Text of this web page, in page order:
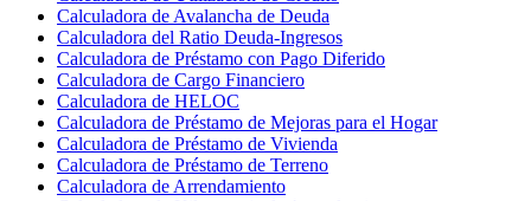
Calculadora de Avalancha de Deuda
Calculadora del Ratio Deuda-Ingresos
Calculadora de Préstamo con Pago Diferido
Calculadora de Cargo Financiero
Calculadora de HELOC
Calculadora de Préstamo de Mejoras para el Hogar
Calculadora de Préstamo de Vivienda
Calculadora de Préstamo de Terreno
Calculadora de Arrendamiento